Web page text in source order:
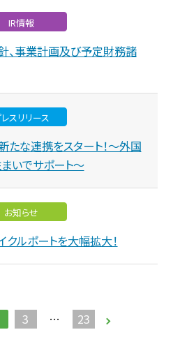
IR情報
、事業計画及び予定財務諸
スリリース
たな連携をスタート！～外国
いでサポート～
お知らせ
ルポートを大幅拡大！
3 … 23